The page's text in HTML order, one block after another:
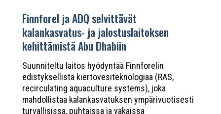
Finnforel ja ADQ selvittävät
kalankasvatus- ja jalostuslaitoksen
kehittämistä Abu Dhabiin
Suunniteltu laitos hyödyntää Finnforelin
edistyksellistä kiertovesiteknologiaa (RAS,
recirculating aquaculture systems), joka
mahdollistaa kalankasvatuksen ympärivuotisesti
turvallisissa, puhtaissa ja vakaissa